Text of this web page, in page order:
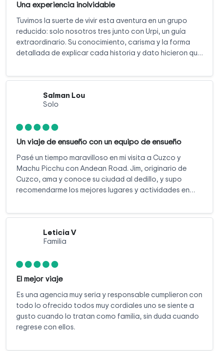
Una experiencia inolvidable
Tuvimos la suerte de vivir esta aventura en un grupo
reducido: solo nosotros tres junto con Urpi, un guía
extraordinario. Su conocimiento, carisma y la forma
detallada de explicar cada historia y dato hicieron que
Salman Lou
Solo
Un viaje de ensueño con un equipo de ensueño
Pasé un tiempo maravilloso en mi visita a Cuzco y
Machu Picchu con Andean Road. Jim, originario de
Cuzco, ama y conoce su ciudad al dedillo, y supo
recomendarme los mejores lugares y actividades en
pueblo y la ciudadela inca estuvo muy bien organizado;
y me concentré en crear recuerdos inolvidables.
Leticia V
Familia
El mejor viaje
Es una agencia muy seria y responsable cumplieron con
todo lo ofrecido todos muy cordiales uno se siente a
gusto cuando lo tratan como familia, sin duda cuando
regrese con ellos.